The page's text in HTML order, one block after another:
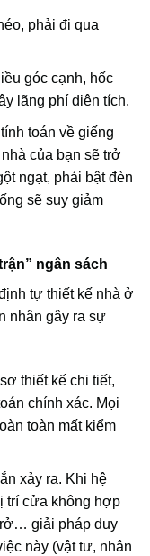
phải đi qua
góc cạnh, hốc
lãng phí diện tích.
toán về giếng
của bạn sẽ trở
ngạt, phải bật đèn
sẽ suy giảm
ngân sách
tự thiết kế nhà ở
nhân gây ra sự
thiết kế chi tiết,
chính xác. Mọi
toàn mất kiểm
xảy ra. Khi hệ
trí cửa không hợp
giải pháp duy
này (vật tư, nhân